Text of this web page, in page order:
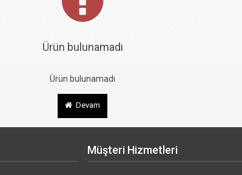
Ürün bulunamadı
Ürün bulunamadı
Devam
Müşteri Hizmetleri